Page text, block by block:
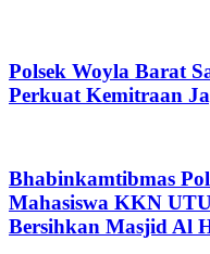
Polsek Woyla Barat
Perkuat Kemitraan
Bhabinkamtibmas
Mahasiswa KKN
Bersihkan Masjid Al